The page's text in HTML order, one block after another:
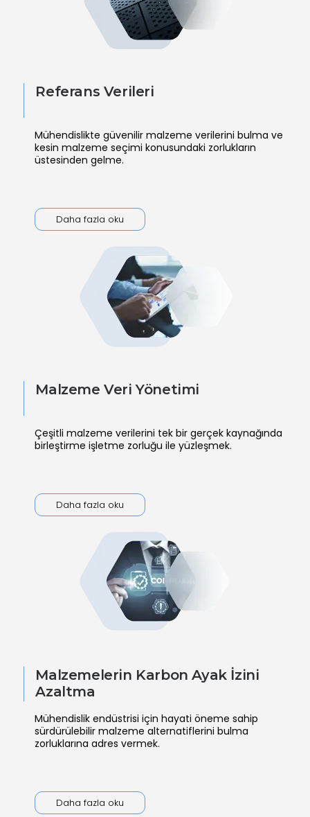
Referans Verileri
Mühendislikte güvenilir malzeme verilerini bulma ve
kesin malzeme seçimi konusundaki zorlukların
üstesinden gelme.
Daha fazla oku
Malzeme Veri Yönetimi
Çeşitli malzeme verilerini tek bir gerçek kaynağında
birleştirme işletme zorluğu ile yüzleşmek.
Daha fazla oku
Malzemelerin Karbon Ayak İzini
Azaltma
Mühendislik endüstrisi için hayati öneme sahip
sürdürülebilir malzeme alternatiflerini bulma
zorluklarına adres vermek.
Daha fazla oku